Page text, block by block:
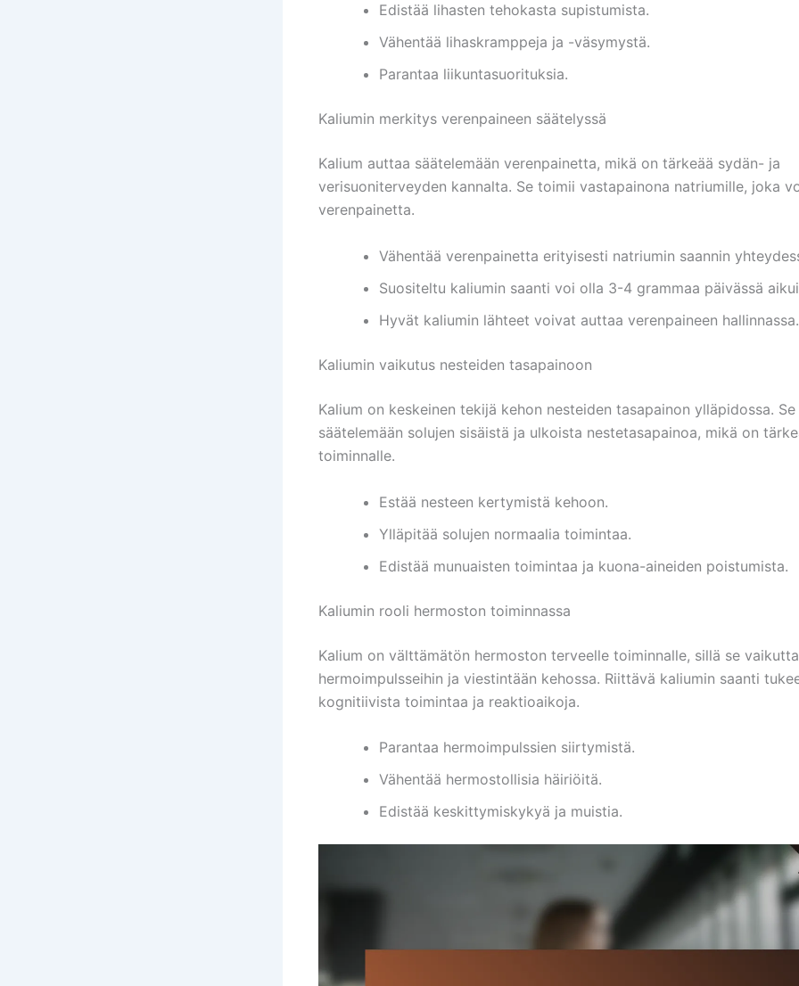
Edistää lihasten tehokasta supistumista.
Vähentää lihaskramppeja ja -väsymystä.
Parantaa liikuntasuorituksia.
Kaliumin merkitys verenpaineen säätelyssä
Kalium auttaa säätelemään verenpainetta, mikä on tärkeää sydän- ja
verisuoniterveyden kannalta. Se toimii vastapainona natriumille, joka
verenpainetta.
Vähentää verenpainetta erityisesti natriumin saannin
Suositeltu kaliumin saanti voi olla 3-4 grammaa päivässä
Hyvät kaliumin lähteet voivat auttaa verenpaineen hallinnassa.
Kaliumin vaikutus nesteiden tasapainoon
Kalium on keskeinen tekijä kehon nesteiden tasapainon ylläpidossa.
säätelemään solujen sisäistä ja ulkoista nestetasapainoa, mikä on
toiminnalle.
Estää nesteen kertymistä kehoon.
Ylläpitää solujen normaalia toimintaa.
Edistää munuaisten toimintaa ja kuona-aineiden poistumista.
Kaliumin rooli hermoston toiminnassa
Kalium on välttämätön hermoston terveelle toiminnalle, sillä se
hermoimpulsseihin ja viestintään kehossa. Riittävä kaliumin saanti
kognitiivista toimintaa ja reaktioaikoja.
Parantaa hermoimpulssien siirtymistä.
Vähentää hermostollisia häiriöitä.
Edistää keskittymiskykyä ja muistia.